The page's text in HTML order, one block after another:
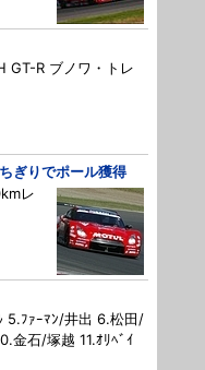
R ブノワ・トレ
ぎりでポール獲得
レ
5.ﾌｧｰﾏﾝ/井出 6.松田/
金石/塚越 11.ｵﾘﾍﾞｲ